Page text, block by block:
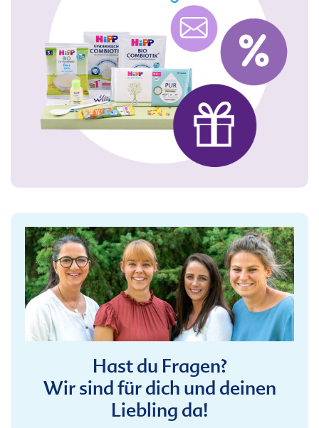
Hast du Fragen?
Wir sind für dich und deinen
Liebling da!